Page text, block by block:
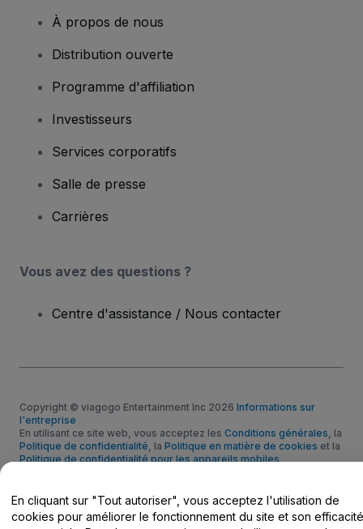
À propos de nous
Distribution ouverte
Programme d'affiliation
Investisseurs
Services corporatifs
Salle de presse
Carrières
Vous avez des questions ?
Centre d'assistance / Nous contacter
Copyright © viagogo Entertainment Inc 2026 Informations sur
l'entreprise
En utilisant ce site web, vous acceptez les Conditions générales, la
Politique de confidentialité, la Politique en matière de cookies et la
Politique de confidentialité pour les appareils mobiles
En cliquant sur "Tout autoriser", vous acceptez l'utilisation de
cookies pour améliorer le fonctionnement du site et son efficacité